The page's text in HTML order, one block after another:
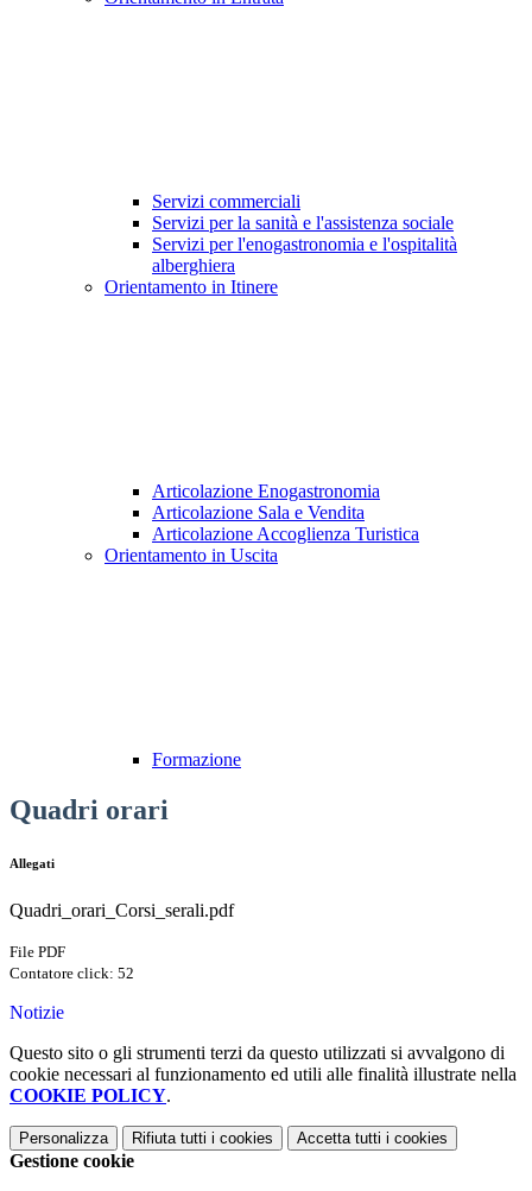
Servizi commerciali
Servizi per la sanità e l'assistenza sociale
Servizi per l'enogastronomia e l'ospitalità
alberghiera
Orientamento in Itinere
Articolazione Enogastronomia
Articolazione Sala e Vendita
Articolazione Accoglienza Turistica
Orientamento in Uscita
Formazione
Quadri orari
Allegati
Quadri_orari_Corsi_serali.pdf
File PDF
Contatore click: 52
Notizie
Questo sito o gli strumenti terzi da questo utilizzati si avvalgono di
cookie necessari al funzionamento ed utili alle finalità illustrate nella
COOKIE POLICY.
Personalizza Rifiuta tutti i cookies Accetta tutti i cookies
Gestione cookie